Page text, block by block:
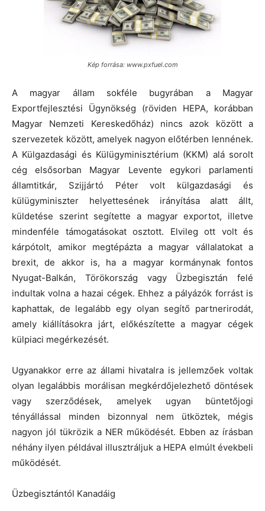
Kép forrása: www.pxfuel.com
A magyar állam sokféle bugyrában a Magyar
Exportfejlesztési Ügynökség (röviden HEPA, korábban
Magyar Nemzeti Kereskedőház) nincs azok között a
szervezetek között, amelyek nagyon előtérben lennének.
A Külgazdasági és Külügyminisztérium (KKM) alá sorolt
cég elsősorban Magyar Levente egykori parlamenti
államtitkár, Szijjártó Péter volt külgazdasági és
külügyminiszter helyettesének irányítása alatt állt,
küldetése szerint segítette a magyar exportot, illetve
mindenféle támogatásokat osztott. Elvileg ott volt és
kárpótolt, amikor megtépázta a magyar vállalatokat a
brexit, de akkor is, ha a magyar kormánynak fontos
Nyugat-Balkán, Törökország vagy Üzbegisztán felé
indultak volna a hazai cégek. Ehhez a pályázók forrást is
kaphattak, de legalább egy olyan segítő partnerirodát,
amely kiállításokra járt, előkészítette a magyar cégek
külpiaci megérkezését.
Ugyanakkor erre az állami hivatalra is jellemzőek voltak
olyan legalábbis morálisan megkérdőjelezhető döntések
vagy szerződések, amelyek ugyan büntetőjogi
tényállással minden bizonnyal nem ütköztek, mégis
nagyon jól tükrözik a NER működését. Ebben az írásban
néhány ilyen példával illusztráljuk a HEPA elmúlt évekbeli
működését.
Üzbegisztántól Kanadáig